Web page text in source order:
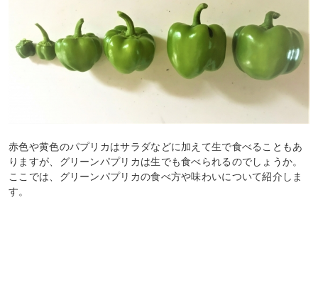
赤色や黄色のパプリカはサラダなどに加えて生で食べることもあ
りますが、グリーンパプリカは生でも食べられるのでしょうか。
ここでは、グリーンパプリカの食べ方や味わいについて紹介しま
す。